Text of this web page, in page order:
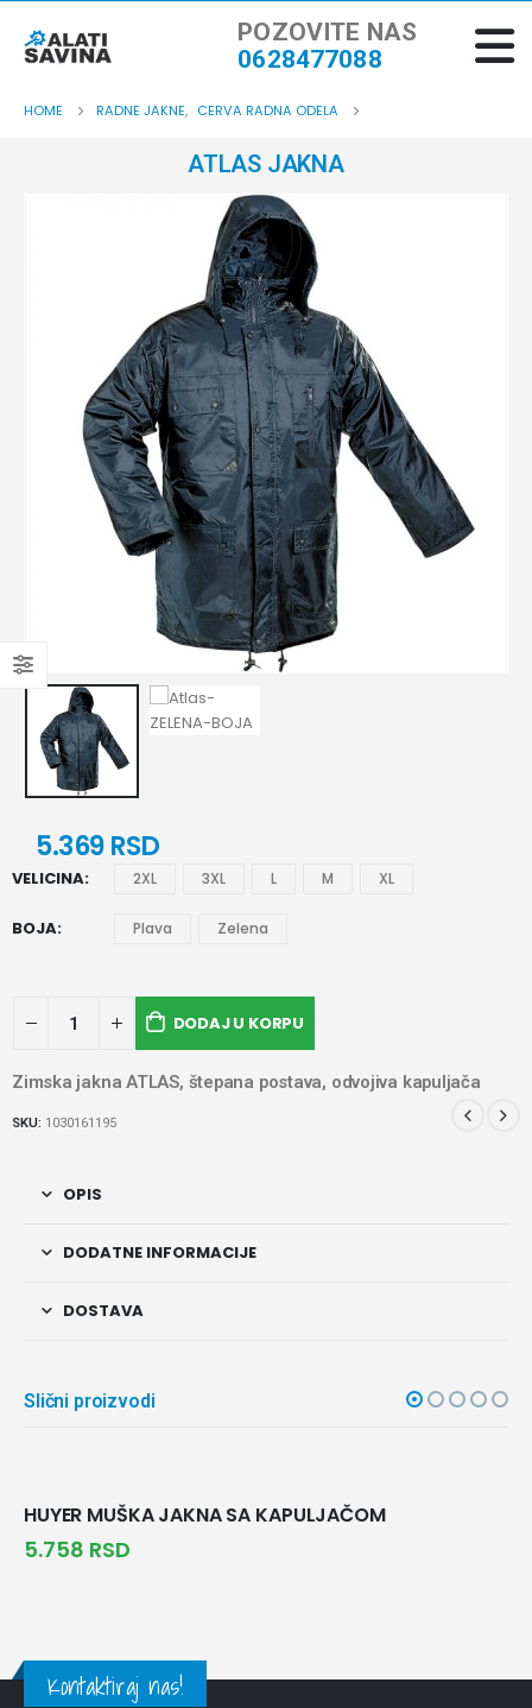
POZOVITE NAS
0628477088
HOME RADNE JAKNE, CERVA RADNA ODELA
ATLAS JAKNA
5.369RSD
VELICINA 2XL 3XL L M XL
BOJA Plava Zelena
DODAJ U KORPU
Zimska jakna ATLAS, štepana postava, odvojiva kapuljača
SKU: 1030161195
OPIS
DODATNE INFORMACIJE
DOSTAVA
Slični proizvodi
HUYER MUŠKA JAKNA SA KAPULJAČOM
5.758 RSD
Kontaktiraj nas!